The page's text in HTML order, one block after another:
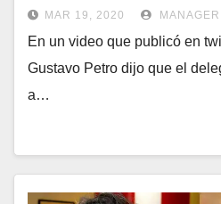
MAR 19, 2020
En un video que publicó en
Gustavo Petro dijo que el
a…